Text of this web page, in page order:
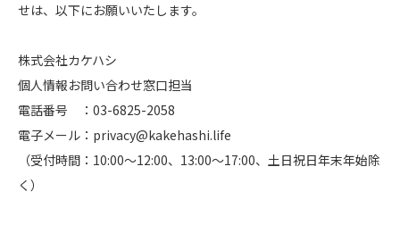
せは、以下にお願いいたします。
株式会社カケハシ
個人情報お問い合わせ窓口担当
電話番号 ：03-6825-2058
電子メール：privacy@kakehashi.life
（受付時間：10:00～12:00、13:00～17:00、土日祝日年末年始除
く）